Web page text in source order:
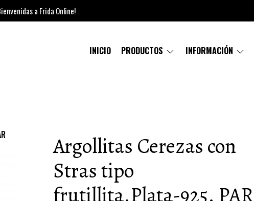
a Frida Online!
INICIO PRODUCTOS INFORMACIÓN
Argollitas Cerezas con
Stras tipo
frutillita.Plata-925. PAR